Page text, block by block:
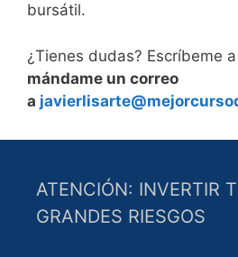
bursátil.
¿Tienes dudas? Escríbeme
mándame un correo
a
ATENCIÓN: INVERTIR
GRANDES RIESGOS